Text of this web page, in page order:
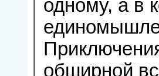
одному, а в
обширной